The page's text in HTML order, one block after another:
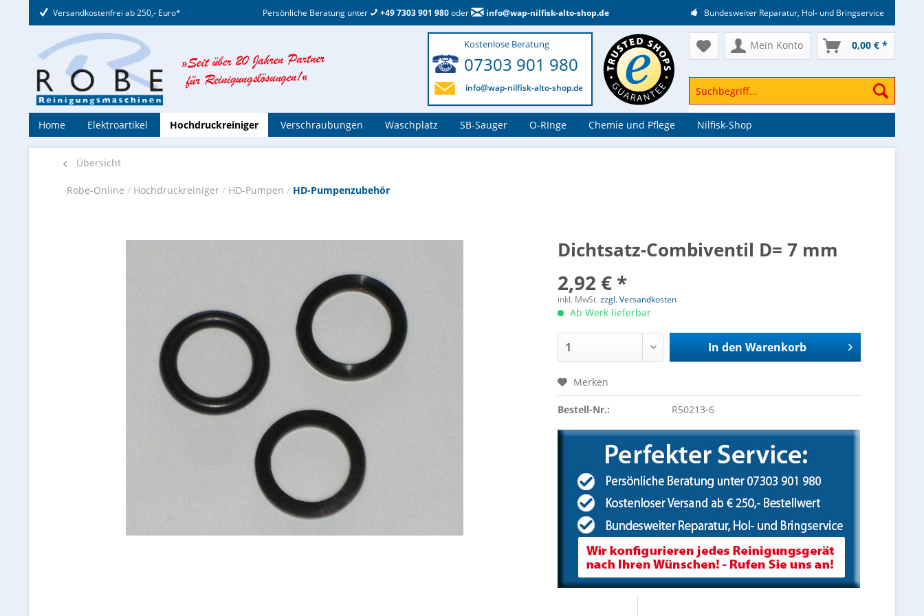
Versandkostenfrei ab 250,- Euro* Persönliche Beratung unter +49 7303 901 980oder info@wap-nilfisk-alto-shop.de Bundesweiter Reparatur, Hol- und Bringservice
Kostenlose Beratung
07303 901 980
info@wap-nilfisk-alto-shop.de
Mein Konto 0,00 € *
Home Elektroartikel Hochdruckreiniger Verschraubungen Waschplatz SB-Sauger O-RInge Chemie und Pflege Nilfisk-Shop
Übersicht
Robe-Online / Hochdruckreiniger / HD-Pumpen / HD-Pumpenzubehör
Dichtsatz-Combiventil D= 7 mm
2,92 € *
inkl. MwSt.zzgl. Versandkosten
Ab Werk lieferbar
In den Warenkorb
Merken
Bestell-Nr.: R50213-6